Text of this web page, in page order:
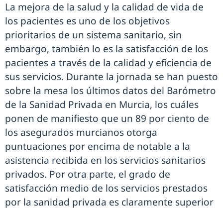
La mejora de la salud y la calidad de vida de
los pacientes es uno de los objetivos
prioritarios de un sistema sanitario, sin
embargo, también lo es la satisfacción de los
pacientes a través de la calidad y eficiencia de
sus servicios. Durante la jornada se han puesto
sobre la mesa los últimos datos del Barómetro
de la Sanidad Privada en Murcia, los cuáles
ponen de manifiesto que un 89 por ciento de
los asegurados murcianos otorga
puntuaciones por encima de notable a la
asistencia recibida en los servicios sanitarios
privados. Por otra parte, el grado de
satisfacción medio de los servicios prestados
por la sanidad privada es claramente superior